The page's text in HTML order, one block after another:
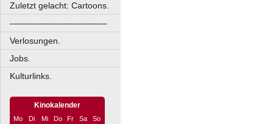
Zuletzt gelacht: Cartoons.
––––––––––––––––––––
Verlosungen.
Jobs.
Kulturlinks.
Kinokalender
Mo Di Mi Do Fr Sa
So